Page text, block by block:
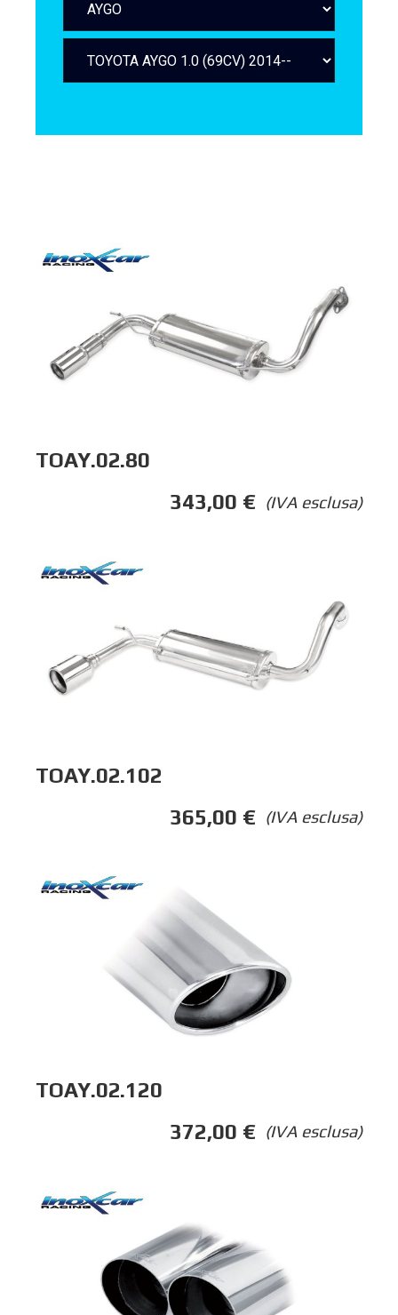
TOAY.02.80
(IVA esclusa)
343,00 €
TOAY.02.102
(IVA esclusa)
365,00 €
TOAY.02.120
(IVA esclusa)
372,00 €